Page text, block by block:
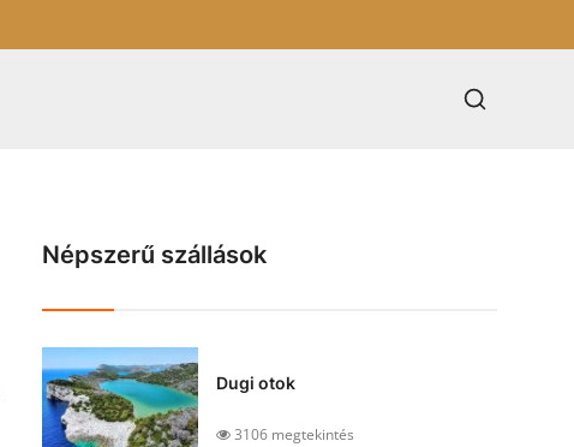
Népszerű szállások
Dugi otok
3106 megtekintés